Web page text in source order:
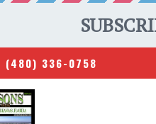
(480) 336-0758